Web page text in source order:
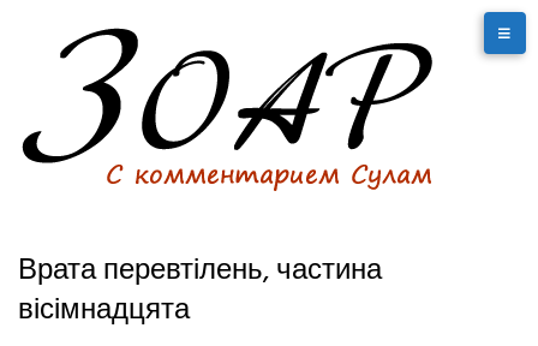
Врата перевтілень, частина
вісімнадцята